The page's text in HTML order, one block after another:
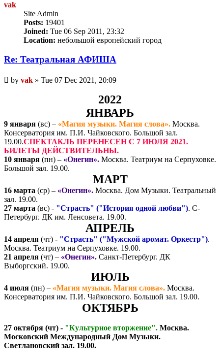
vak
Site Admin
Posts: 19401
Joined: Tue 06 Sep 2011, 23:32
Location: небольшой европейский город
Re: Театральная АФИША
Unread
post
by vak » Tue 07 Dec 2021, 20:09
2022
ЯНВАРЬ
9 января (вс) – «Магия музыки. Магия слова». Москва.
Консерватория им. П.И. Чайковского. Большой зал.
19.00.СПЕКТАКЛЬ ПЕРЕНЕСЕН С 7 ИЮЛЯ 2021.
БИЛЕТЫ ДЕЙСТВИТЕЛЬНЫ.
10 января (пн) – «Онегин». Москва. Театриум на Серпуховке.
Большой зал. 19.00.
МАРТ
16 марта (ср) – «Онегин». Москва. Дом Музыки. Театральный
зал. 19.00.
27 марта (вс) - "Страсть" ("История одной любви"). С-
Петербург. ДК им. Ленсовета. 19.00.
АПРЕЛЬ
14 апреля (чт) - "Страсть" ("Мужской аромат. Оркестр").
Москва. Театриум на Серпуховке. 19.00.
21 апреля (чт) – «Онегин». Санкт-Петербург. ДК
Выборгский. 19.00.
ИЮЛЬ
4 июля (пн) – «Магия музыки. Магия слова». Москва.
Консерватория им. П.И. Чайковского. Большой зал. 19.00.
ОКТЯБРЬ
27 октября (чт) - "Культурное вторжение". Москва.
Московский Международный Дом Музыки.
Светлановский зал. 19.00.